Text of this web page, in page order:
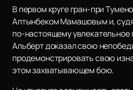
В первом круге гран-при
Алтынбеком Мамашовым и,
по-настоящему увлекательное
Альберт доказал свою
продемонстрировать свою
этом захватывающем бою.